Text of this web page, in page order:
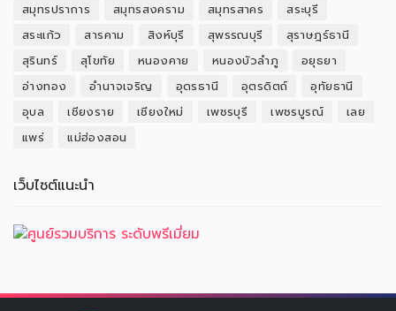
สมุทรปราการ
สมุทรสงคราม สมุทรสาคร
สระบุรี
สระแก้ว
สารคาม สิงห์บุรี สุพรรณบุรี
สุราษฎร์ธานี
สุรินทร์
สุโขทัย หนองคาย หนองบัวลำภู
อยุธยา
อ่างทอง
อำนาจเจริญ อุดรธานี อุตรดิตถ์
อุทัยธานี
อุบล
เชียงราย เชียงใหม่ เพชรบุรี เพชรบูรณ์
เลย
แพร่
แม่ฮ่องสอน
เว็บไซต์แนะนำ